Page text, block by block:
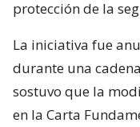
protección de la
La iniciativa fue
durante una
sostuvo que la
en la Carta